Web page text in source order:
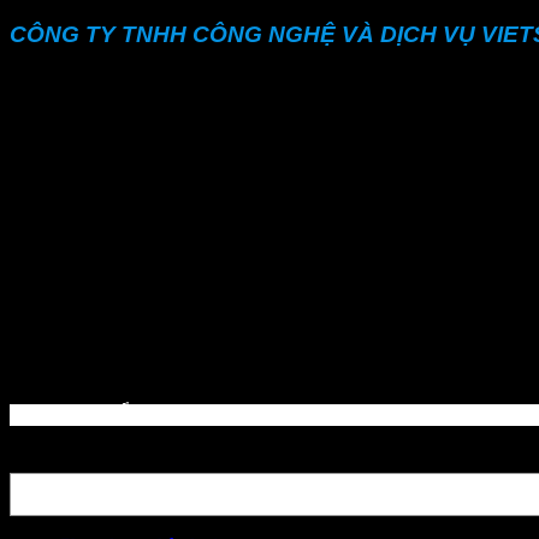
CÔNG TY TNHH CÔNG NGHỆ VÀ DỊCH VỤ